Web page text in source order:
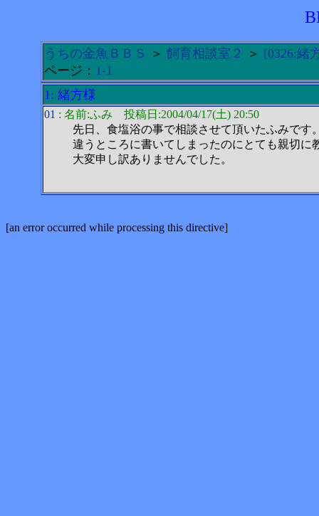
うちの金魚ＢＢＳ ＞ 飼育相談室２ ＞ [0326:緒
ページ： 1-1
1: 緒方様
01 : 名前:ふみ 投稿日:2004/04/17(土) 20:50
先日、食塩浴の事で相談させて頂いたふみです
違うところに書いてしまったのにとても親切に
大変申し訳ありませんでした。
[an error occurred while processing this directive]